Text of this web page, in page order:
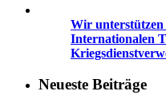
Wir unterstützen
Internationalen
Neueste Beiträge